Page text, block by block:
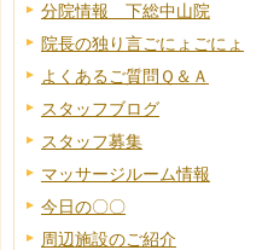
分院情報 下総中山院
院長の独り言ごにょごにょ
よくあるご質問Ｑ＆Ａ
スタッフブログ
スタッフ募集
マッサージルーム情報
今日の〇〇
周辺施設のご紹介